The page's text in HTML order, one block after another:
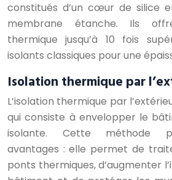
constitués d’un cœur de silice
membrane étanche. Ils
thermique jusqu’à 10 fois
isolants classiques pour une
Isolation thermique par
L’isolation thermique par
qui consiste à envelopper le
isolante. Cette méthode
avantages : elle permet de
ponts thermiques, d’augmenter